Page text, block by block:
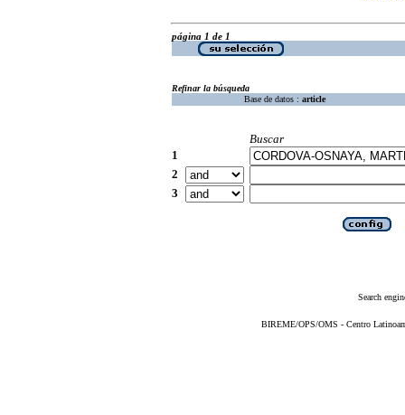
página 1 de 1
Refinar la búsqueda
Base de datos : article
Buscar
1
2
3
Search
BIREME/OPS/OMS - Centro